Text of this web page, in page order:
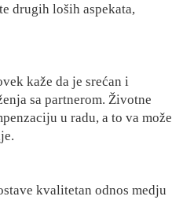
drugih loših aspekata,
kaže da je srećan i
sa partnerom. Životne
u radu, a to va može
kvalitetan odnos medju